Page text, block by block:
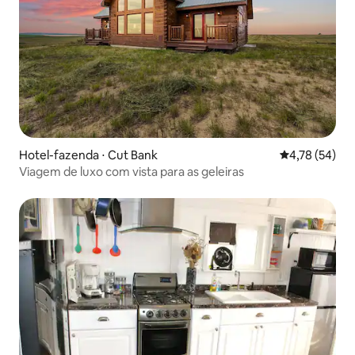
Hotel-fazenda ⋅ Cut Bank 4,78 de uma
4,78 (54)
Viagem de luxo com vista para as geleiras